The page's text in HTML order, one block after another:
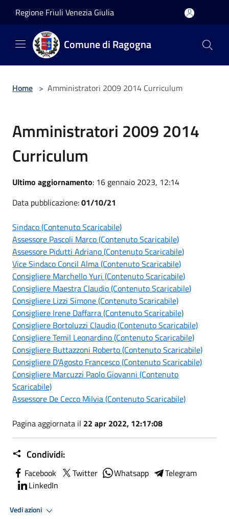
Regione Friuli Venezia Giulia
Comune di Ragogna
Home > Amministratori 2009 2014 Curriculum
Amministratori 2009 2014
Curriculum
Ultimo aggiornamento: 16 gennaio 2023, 12:14
Data pubblicazione:01/10/21
Sindaco (Contenuto Scaricabile)
Assessore Pascoli Marco (Contenuto Scaricabile)
Assessore Pidutti Adriano (Contenuto Scaricabile)
Vice Sindaco Concil Alma (Contenuto Scaricabile)
Consigliere Marchello Yuri (Contenuto Scaricabile)
Consigliere Maestra Claudio (Contenuto Scaricabile)
Consigliere Lizzi Simone (Contenuto Scaricabile)
Consigliere Irene Daffarra (Contenuto Scaricabile)
Consigliere Bortoluzzi Claudio (Contenuto Scaricabile)
Consigliere Temil Leonardino (Contenuto Scaricabile)
Consigliere Buttazzoni Roberto (Contenuto Scaricabile)
Consigliere D'Agosto Francesco (Contenuto Scaricabile)
Consigliere Marcuzzi Paolo Giovanni (Contenuto
Scaricabile)
Assessore De Cecco Milvia (Contenuto Scaricabile)
Pagina aggiornata il 22 apr 2022, 12:17:08
Condividi:
Facebook Twitter Whatsapp
Telegram
LinkedIn
Vedi azioni